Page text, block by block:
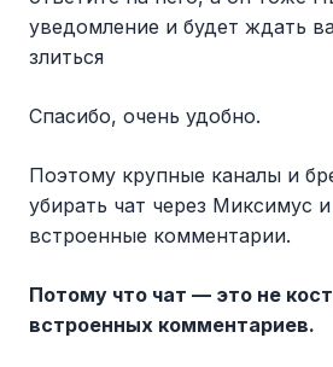
уведомление и будет ждать
злиться
Спасибо, очень удобно.
Поэтому крупные каналы и
убирать чат через Миксимус
встроенные комментарии.
Потому что чат — это не
встроенных комментариев.